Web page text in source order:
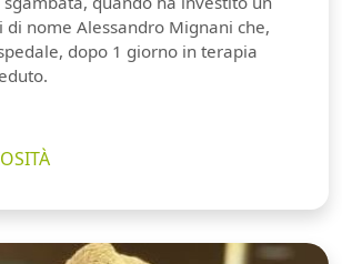
di nome Alessandro Mignani che,
dopo 1 giorno in terapia